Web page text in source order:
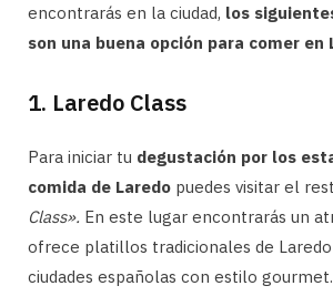
encontrarás en la ciudad, los
son una buena opción para comer en
1. Laredo Class
Para iniciar tu degustación por los
comida de Laredo puedes visitar el
Class». En este lugar encontrarás un
ofrece platillos tradicionales de
ciudades españolas con estilo gourmet.